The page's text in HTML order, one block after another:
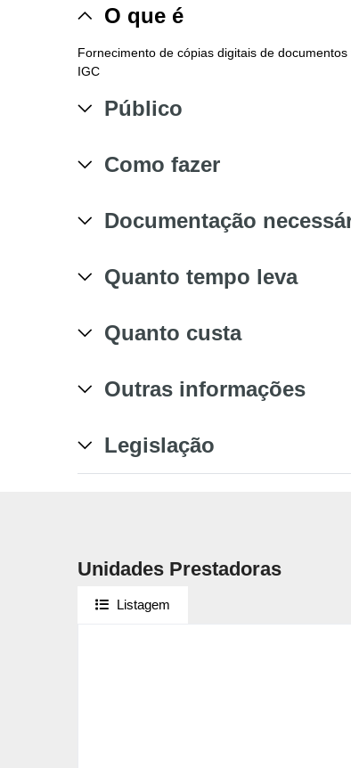
O que é
Fornecimento de cópias digitais de
IGC
Público
Como fazer
Documentação
Quanto tempo leva
Quanto custa
Outras informações
Legislação
Unidades Prestadoras
Listagem